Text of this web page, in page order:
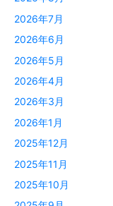
2026年7月
2026年6月
2026年5月
2026年4月
2026年3月
2026年1月
2025年12月
2025年11月
2025年10月